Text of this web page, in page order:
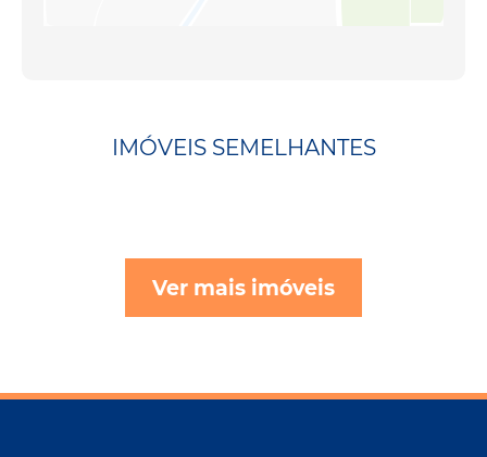
IMÓVEIS SEMELHANTES
Ver mais imóveis